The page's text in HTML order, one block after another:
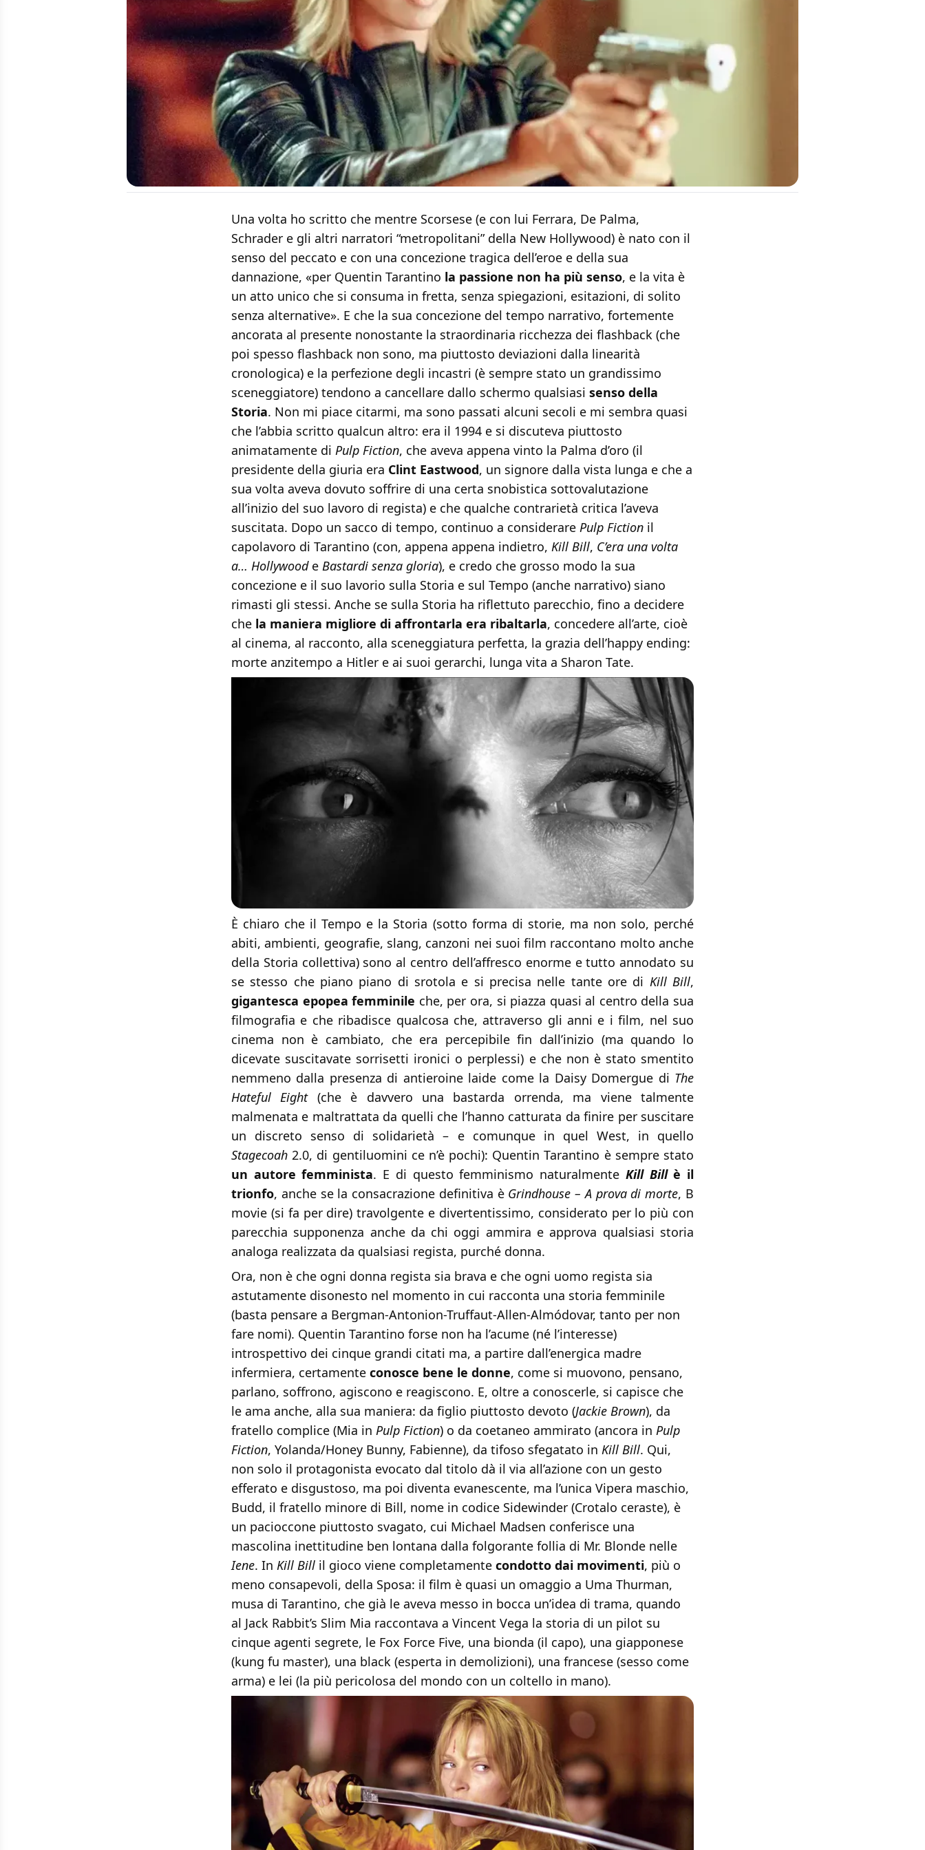
Una volta ho scritto che mentre Scorsese (e con lui Ferrara, De Palma,
Schrader e gli altri narratori “metropolitani” della New Hollywood) è nato con il
senso del peccato e con una concezione tragica dell’eroe e della sua
dannazione, «per Quentin Tarantino la passione non ha più senso, e la vita è
un atto unico che si consuma in fretta, senza spiegazioni, esitazioni, di solito
senza alternative». E che la sua concezione del tempo narrativo, fortemente
ancorata al presente nonostante la straordinaria ricchezza dei flashback (che
poi spesso flashback non sono, ma piuttosto deviazioni dalla linearità
cronologica) e la perfezione degli incastri (è sempre stato un grandissimo
sceneggiatore) tendono a cancellare dallo schermo qualsiasi senso della
Storia. Non mi piace citarmi, ma sono passati alcuni secoli e mi sembra quasi
che l’abbia scritto qualcun altro: era il 1994 e si discuteva piuttosto
animatamente di Pulp Fiction, che aveva appena vinto la Palma d’oro (il
presidente della giuria era Clint Eastwood, un signore dalla vista lunga e che a
sua volta aveva dovuto soffrire di una certa snobistica sottovalutazione
all’inizio del suo lavoro di regista) e che qualche contrarietà critica l’aveva
suscitata. Dopo un sacco di tempo, continuo a considerare Pulp Fiction il
capolavoro di Tarantino (con, appena appena indietro, Kill Bill, C’era una volta
a… Hollywoode Bastardi senza gloria), e credo che grosso modo la sua
concezione e il suo lavorio sulla Storia e sul Tempo (anche narrativo) siano
rimasti gli stessi. Anche se sulla Storia ha riflettuto parecchio, fino a decidere
che la maniera migliore di affrontarla era ribaltarla, concedere all’arte, cioè
al cinema, al racconto, alla sceneggiatura perfetta, la grazia dell’happy ending:
morte anzitempo a Hitler e ai suoi gerarchi, lunga vita a Sharon Tate.
È chiaro che il Tempo e la Storia (sotto forma di storie, ma non solo, perché
abiti, ambienti, geografie, slang, canzoni nei suoi film raccontano molto anche
della Storia collettiva) sono al centro dell’affresco enorme e tutto annodato su
se stesso che piano piano di srotola e si precisa nelle tante ore di Kill Bill,
gigantesca epopea femminile che, per ora, si piazza quasi al centro della sua
filmografia e che ribadisce qualcosa che, attraverso gli anni e i film, nel suo
cinema non è cambiato, che era percepibile fin dall’inizio (ma quando lo
dicevate suscitavate sorrisetti ironici o perplessi) e che non è stato smentito
nemmeno dalla presenza di antieroine laide come la Daisy Domergue di The
Hateful Eight(che è davvero una bastarda orrenda, ma viene talmente
malmenata e maltrattata da quelli che l’hanno catturata da finire per suscitare
un discreto senso di solidarietà – e comunque in quel West, in quello
Stagecoah 2.0, di gentiluomini ce n’è pochi): Quentin Tarantino è sempre stato
un autore femminista. E di questo femminismo naturalmente Kill Billè il
trionfo, anche se la consacrazione definitiva è Grindhouse – A prova di morte, B
movie (si fa per dire) travolgente e divertentissimo, considerato per lo più con
parecchia supponenza anche da chi oggi ammira e approva qualsiasi storia
analoga realizzata da qualsiasi regista, purché donna.
Ora, non è che ogni donna regista sia brava e che ogni uomo regista sia
astutamente disonesto nel momento in cui racconta una storia femminile
(basta pensare a Bergman-Antonion-Truffaut-Allen-Almódovar, tanto per non
fare nomi). Quentin Tarantino forse non ha l’acume (né l’interesse)
introspettivo dei cinque grandi citati ma, a partire dall’energica madre
infermiera, certamente conosce bene le donne, come si muovono, pensano,
parlano, soffrono, agiscono e reagiscono. E, oltre a conoscerle, si capisce che
le ama anche, alla sua maniera: da figlio piuttosto devoto (Jackie Brown), da
fratello complice (Mia in Pulp Fiction) o da coetaneo ammirato (ancora in Pulp
Fiction, Yolanda/Honey Bunny, Fabienne), da tifoso sfegatato in Kill Bill. Qui,
non solo il protagonista evocato dal titolo dà il via all’azione con un gesto
efferato e disgustoso, ma poi diventa evanescente, ma l’unica Vipera maschio,
Budd, il fratello minore di Bill, nome in codice Sidewinder (Crotalo ceraste), è
un pacioccone piuttosto svagato, cui Michael Madsen conferisce una
mascolina inettitudine ben lontana dalla folgorante follia di Mr. Blonde nelle
Iene. In Kill Bill il gioco viene completamente condotto dai movimenti, più o
meno consapevoli, della Sposa: il film è quasi un omaggio a Uma Thurman,
musa di Tarantino, che già le aveva messo in bocca un’idea di trama, quando
al Jack Rabbit’s Slim Mia raccontava a Vincent Vega la storia di un pilot su
cinque agenti segrete, le Fox Force Five, una bionda (il capo), una giapponese
(kung fu master), una black (esperta in demolizioni), una francese (sesso come
arma) e lei (la più pericolosa del mondo con un coltello in mano).